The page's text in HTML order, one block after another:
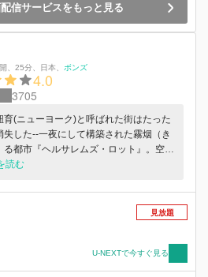
信サービスをもっと見る
25分 日本 ボンズ
4.0
3705
育(ニューヨーク)と呼ばれた街はたった
失した--一夜にして構築された霧烟（き
る都市『ヘルサレムズ・ロット』。空想
として描かれていた「異世界」を現実に
あり霧の深淵を見る事は叶わない。人で
えない軌跡を実現するこの地は今後千年
覇権を握る場所とも例えられ様々な思惑
る。そんな世界の均衡を保つ為に暗躍す
あった。その名は「秘密結社・ライブ
読む
見放題
U-NEXTで今すぐ見る